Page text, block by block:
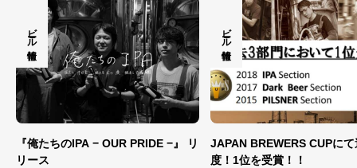
JAPAN BREWERS CUPにて過去3
度！1位を受賞！！
ビール情報
新年を元気でワクワクした1
て迎える乾杯ビール！
ビール情報